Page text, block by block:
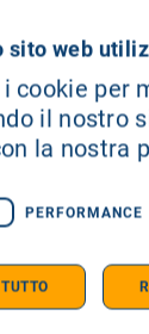
SEGUICI
sito web
cookie per
il nostro
la nostra
PERFORMANCE